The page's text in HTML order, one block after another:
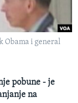
Obama i general
pobune - je
na